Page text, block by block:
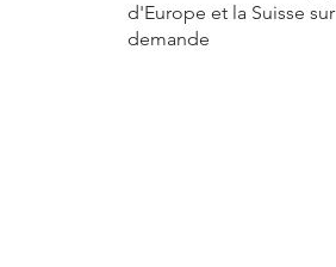
d'Europe et la Suisse sur
demande